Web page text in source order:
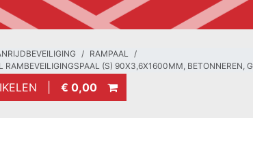
RAMPAAL
RAMBEVEILIGINGSPAAL (S) 90X3,6X1600MM, BETONNEREN,
| € 0,00